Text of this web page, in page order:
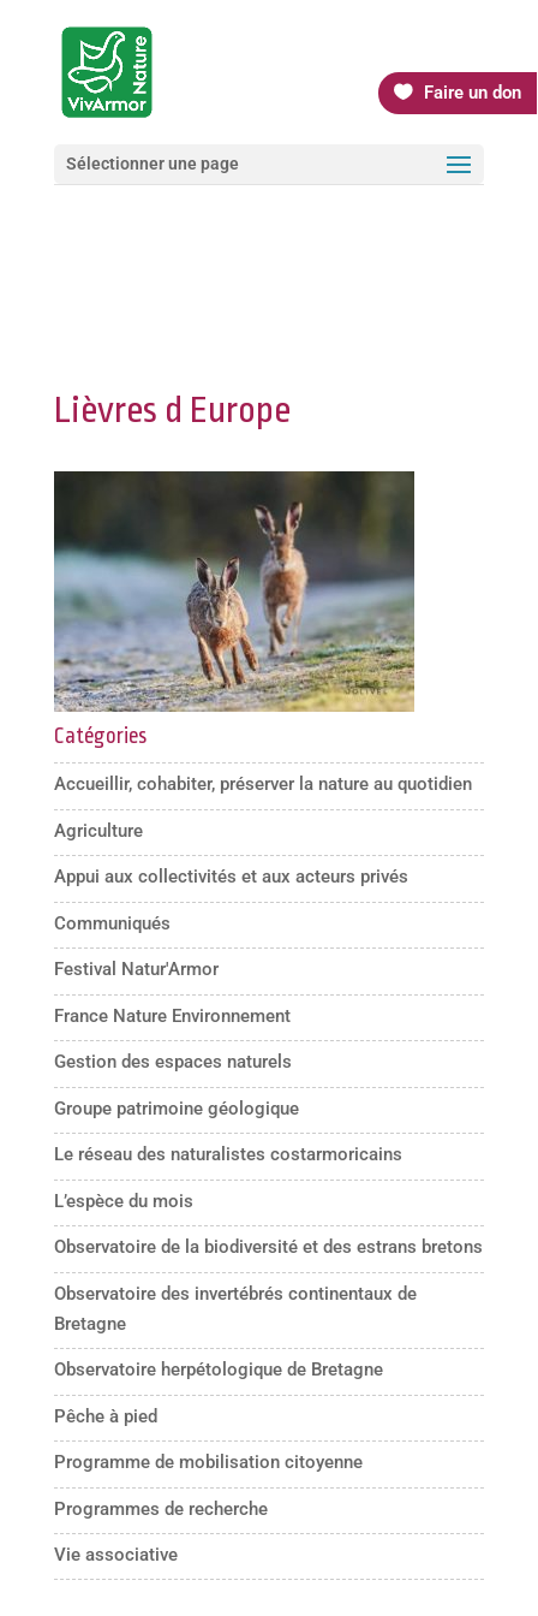
Faire un don
Sélectionner une page
Lièvres d Europe
Catégories
Accueillir, cohabiter, préserver la nature au quotidien
Agriculture
Appui aux collectivités et aux acteurs privés
Communiqués
Festival Natur'Armor
France Nature Environnement
Gestion des espaces naturels
Groupe patrimoine géologique
Le réseau des naturalistes costarmoricains
L’espèce du mois
Observatoire de la biodiversité et des estrans bretons
Observatoire des invertébrés continentaux de
Bretagne
Observatoire herpétologique de Bretagne
Pêche à pied
Programme de mobilisation citoyenne
Programmes de recherche
Vie associative